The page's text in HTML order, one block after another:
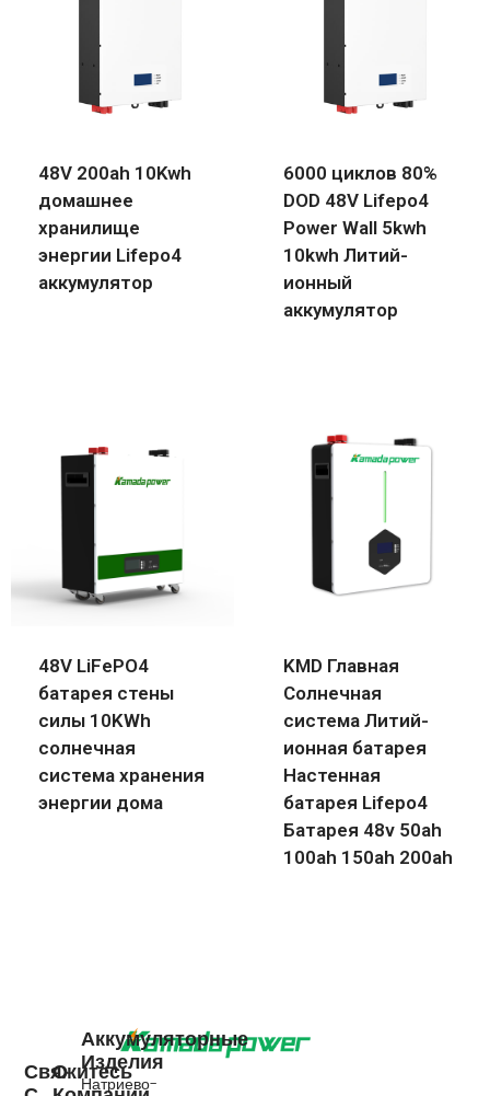
48V 200ah 10Kwh
домашнее
хранилище
энергии Lifepo4
аккумулятор
6000 циклов 80%
DOD 48V Lifepo4
Power Wall 5kwh
10kwh Литий-
ионный
аккумулятор
48V LiFePO4
батарея стены
силы 10KWh
солнечная
система хранения
энергии дома
KMD Главная
Солнечная
система Литий-
ионная батарея
Настенная
батарея Lifepo4
Батарея 48v 50ah
100ah 150ah 200ah
Аккумуляторные
Изделия
Натриево-
О
Свяжитесь